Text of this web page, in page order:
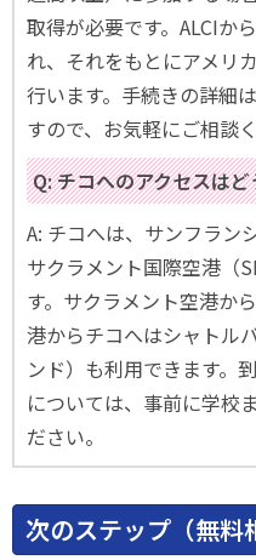
取得が必要です。ALCIか
れ、それをもとにアメリ
行います。手続きの詳細
すので、お気軽にご相談
Q: チコへのアクセスは
A: チコへは、サンフラン
サクラメント国際空港（
す。サクラメント空港か
港からチコへはシャトル
ンド）も利用できます。
については、事前に学校
ださい。
次のステップ（無料